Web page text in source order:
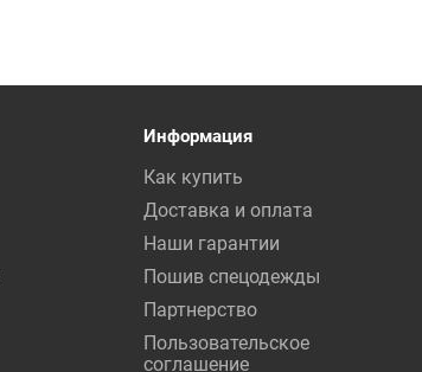
Информация
Как купить
Доставка и оплата
Наши гарантии
Пошив спецодежды
Партнерство
Пользовательское
соглашение